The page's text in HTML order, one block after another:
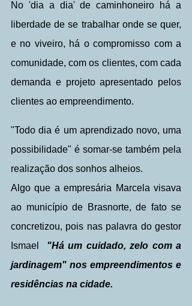
No 'dia a dia' de caminhoneiro há a
liberdade de se trabalhar onde se quer,
e no viveiro, há o compromisso com a
comunidade, com os clientes, com cada
demanda e projeto apresentado pelos
clientes ao empreendimento.
"Todo dia é um aprendizado novo, uma
possibilidade" é somar-se também pela
realização dos sonhos alheios.
Algo que a empresária Marcela visava
ao município de Brasnorte, de fato se
concretizou, pois nas palavra do gestor
Ismael
"Há um cuidado, zelo com a
jardinagem" nos empreendimentos e
residências na cidade.